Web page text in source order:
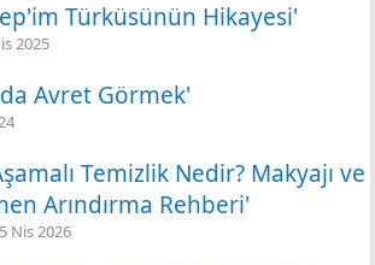
Türküsünün Hikayesi'
2025
Avret Görmek'
Temizlik Nedir? Makyajı ve
Arındırma Rehberi'
Nis 2026